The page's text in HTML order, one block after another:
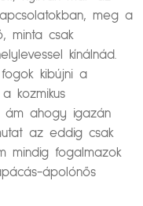
meg a
minta csak
kínálnád.
kibújni a
kozmikus
ám ahogy igazán
az eddig csak
mindig fogalmazok
ápolónős